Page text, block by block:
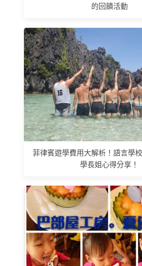
的回饋活動
菲律賓遊學費用大解析！語言學
學長姐心得分享！